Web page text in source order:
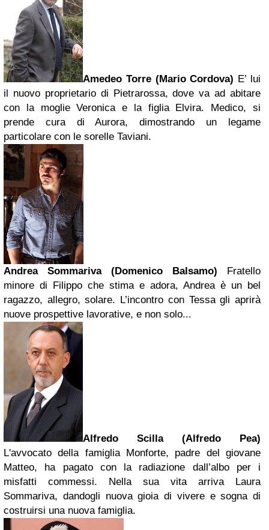
Amedeo Torre (Mario Cordova) E’ lui
il nuovo proprietario di Pietrarossa, dove va ad abitare
con la moglie Veronica e la figlia Elvira. Medico, si
prende cura di Aurora, dimostrando un legame
particolare con le sorelle Taviani.
Andrea Sommariva (Domenico Balsamo) Fratello
minore di Filippo che stima e adora, Andrea è un bel
ragazzo, allegro, solare. L’incontro con Tessa gli aprirà
nuove prospettive lavorative, e non solo...
Alfredo Scilla (Alfredo Pea)
L'avvocato della famiglia Monforte, padre del giovane
Matteo, ha pagato con la radiazione dall’albo per i
misfatti commessi. Nella sua vita arriva Laura
Sommariva, dandogli nuova gioia di vivere e sogna di
costruirsi una nuova famiglia.